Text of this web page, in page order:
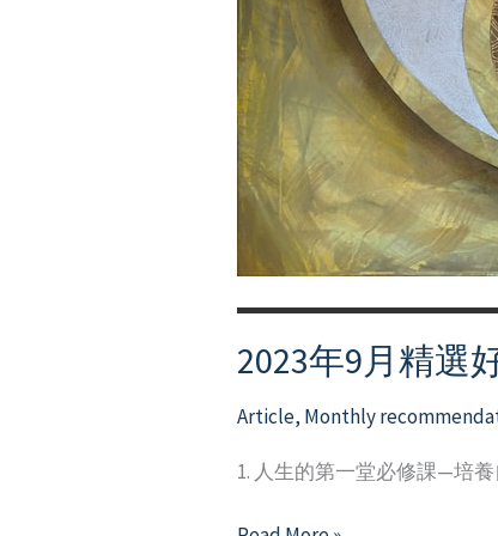
2023年9月精選
Article, Monthly
1. 人生的第一堂必修課—培